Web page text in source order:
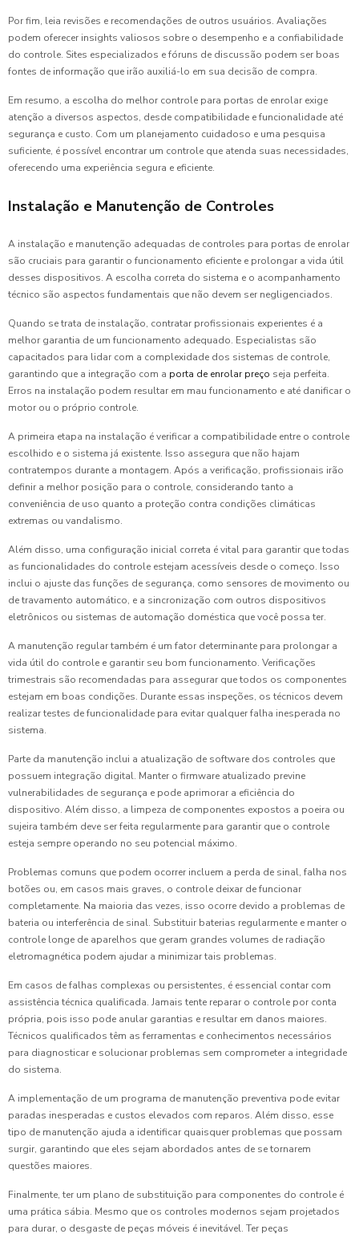
Por fim, leia revisões e recomendações de outros usuários. Avaliações
podem oferecer insights valiosos sobre o desempenho e a confiabilidade
do controle. Sites especializados e fóruns de discussão podem ser boas
fontes de informação que irão auxiliá-lo em sua decisão de compra.
Em resumo, a escolha do melhor controle para portas de enrolar exige
atenção a diversos aspectos, desde compatibilidade e funcionalidade até
segurança e custo. Com um planejamento cuidadoso e uma pesquisa
suficiente, é possível encontrar um controle que atenda suas necessidades,
oferecendo uma experiência segura e eficiente.
Instalação e Manutenção de Controles
A instalação e manutenção adequadas de controles para portas de enrolar
são cruciais para garantir o funcionamento eficiente e prolongar a vida útil
desses dispositivos. A escolha correta do sistema e o acompanhamento
técnico são aspectos fundamentais que não devem ser negligenciados.
Quando se trata de instalação, contratar profissionais experientes é a
melhor garantia de um funcionamento adequado. Especialistas são
capacitados para lidar com a complexidade dos sistemas de controle,
garantindo que a integração com a porta de enrolar preço seja perfeita.
Erros na instalação podem resultar em mau funcionamento e até danificar o
motor ou o próprio controle.
A primeira etapa na instalação é verificar a compatibilidade entre o controle
escolhido e o sistema já existente. Isso assegura que não hajam
contratempos durante a montagem. Após a verificação, profissionais irão
definir a melhor posição para o controle, considerando tanto a
conveniência de uso quanto a proteção contra condições climáticas
extremas ou vandalismo.
Além disso, uma configuração inicial correta é vital para garantir que todas
as funcionalidades do controle estejam acessíveis desde o começo. Isso
inclui o ajuste das funções de segurança, como sensores de movimento ou
de travamento automático, e a sincronização com outros dispositivos
eletrônicos ou sistemas de automação doméstica que você possa ter.
A manutenção regular também é um fator determinante para prolongar a
vida útil do controle e garantir seu bom funcionamento. Verificações
trimestrais são recomendadas para assegurar que todos os componentes
estejam em boas condições. Durante essas inspeções, os técnicos devem
realizar testes de funcionalidade para evitar qualquer falha inesperada no
sistema.
Parte da manutenção inclui a atualização de software dos controles que
possuem integração digital. Manter o firmware atualizado previne
vulnerabilidades de segurança e pode aprimorar a eficiência do
dispositivo. Além disso, a limpeza de componentes expostos a poeira ou
sujeira também deve ser feita regularmente para garantir que o controle
esteja sempre operando no seu potencial máximo.
Problemas comuns que podem ocorrer incluem a perda de sinal, falha nos
botões ou, em casos mais graves, o controle deixar de funcionar
completamente. Na maioria das vezes, isso ocorre devido a problemas de
bateria ou interferência de sinal. Substituir baterias regularmente e manter o
controle longe de aparelhos que geram grandes volumes de radiação
eletromagnética podem ajudar a minimizar tais problemas.
Em casos de falhas complexas ou persistentes, é essencial contar com
assistência técnica qualificada. Jamais tente reparar o controle por conta
própria, pois isso pode anular garantias e resultar em danos maiores.
Técnicos qualificados têm as ferramentas e conhecimentos necessários
para diagnosticar e solucionar problemas sem comprometer a integridade
do sistema.
A implementação de um programa de manutenção preventiva pode evitar
paradas inesperadas e custos elevados com reparos. Além disso, esse
tipo de manutenção ajuda a identificar quaisquer problemas que possam
surgir, garantindo que eles sejam abordados antes de se tornarem
questões maiores.
Finalmente, ter um plano de substituição para componentes do controle é
uma prática sábia. Mesmo que os controles modernos sejam projetados
para durar, o desgaste de peças móveis é inevitável. Ter peças